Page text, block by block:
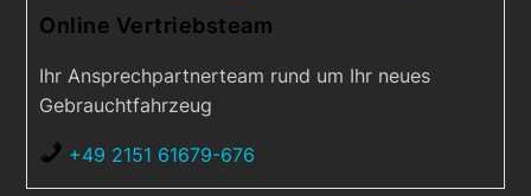
Online Vertriebsteam
Ihr Ansprechpartnerteam rund um Ihr neues
Gebrauchtfahrzeug
+49 2151 61679-676